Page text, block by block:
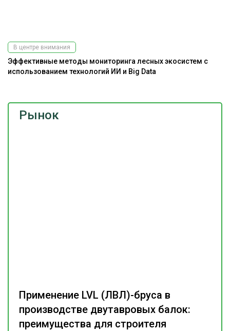
Рынок
Применение LVL (ЛВЛ)-бруса в
производстве двутавровых балок:
преимущества для строителя
В центре внимания
Эффективные методы мониторинга лесных экосистем с
использованием технологий ИИ и Big Data